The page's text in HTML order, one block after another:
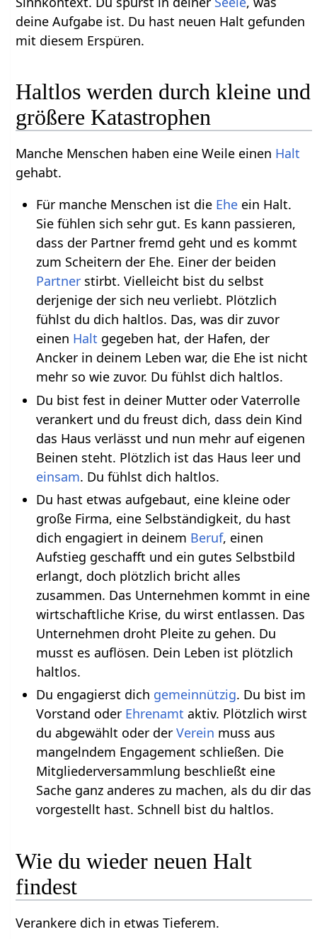
deine Aufgabe ist. Du hast neuen Halt gefunden
mit diesem Erspüren.
Haltlos werden durch kleine und
größere Katastrophen
Manche Menschen haben eine Weile einen Halt
gehabt.
Für manche Menschen ist die Eheein Halt.
Sie fühlen sich sehr gut. Es kann passieren,
dass der Partner fremd geht und es kommt
zum Scheitern der Ehe. Einer der beiden
Partnerstirbt. Vielleicht bist du selbst
derjenige der sich neu verliebt. Plötzlich
fühlst du dich haltlos. Das, was dir zuvor
einen Halt gegeben hat, der Hafen, der
Ancker in deinem Leben war, die Ehe ist nicht
mehr so wie zuvor. Du fühlst dich haltlos.
Du bist fest in deiner Mutter oder Vaterrolle
verankert und du freust dich, dass dein Kind
das Haus verlässt und nun mehr auf eigenen
Beinen steht. Plötzlich ist das Haus leer und
einsam. Du fühlst dich haltlos.
Du hast etwas aufgebaut, eine kleine oder
große Firma, eine Selbständigkeit, du hast
dich engagiert in deinem Beruf, einen
Aufstieg geschafft und ein gutes Selbstbild
erlangt, doch plötzlich bricht alles
zusammen. Das Unternehmen kommt in eine
wirtschaftliche Krise, du wirst entlassen. Das
Unternehmen droht Pleite zu gehen. Du
musst es auflösen. Dein Leben ist plötzlich
haltlos.
Du engagierst dich gemeinnützig. Du bist im
Vorstand oder Ehrenamt aktiv. Plötzlich wirst
du abgewählt oder der Verein muss aus
mangelndem Engagement schließen. Die
Mitgliederversammlung beschließt eine
Sache ganz anderes zu machen, als du dir das
vorgestellt hast. Schnell bist du haltlos.
Wie du wieder neuen Halt
findest
Verankere dich in etwas Tieferem.